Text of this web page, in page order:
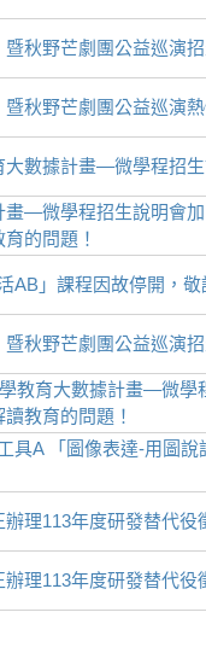
暨秋野芒劇團公益巡演
暨秋野芒劇團公益巡演
大數據計畫—微學程招
畫—微學程招生說明會
的問題！
AB」課程因故停開，
暨秋野芒劇團公益巡演
教育大數據計畫—微學
教育的問題！
具A 「圖像表達-用圖
理113年度研發替代役
理113年度研發替代役